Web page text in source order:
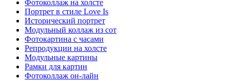
Фотоколлаж на холсте
Портрет в стиле Love Is
Исторический портрет
Модульный коллаж из сот
Фотокартина с часами
Репродукции на холсте
Модульные картины
Рамки для картин
Фотоколлаж он-лайн